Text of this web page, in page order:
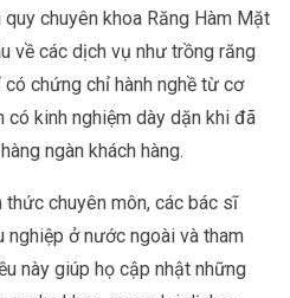
chuyên khoa Răng Hàm Mặt
về các dịch vụ như trồng răng
chứng chỉ hành nghề từ cơ
có kinh nghiệm dày dặn khi đã
ngàn khách hàng.
thức chuyên môn, các bác sĩ
ở nước ngoài và tham
này giúp họ cập nhật những